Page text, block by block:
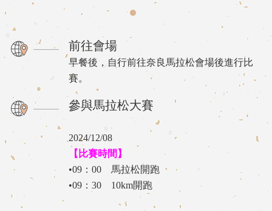
前往會場
早餐後，自行前往奈良馬拉松會場後進行比
賽。
參與馬拉松大賽
2024/12/08
【比賽時間】
•09：00 馬拉松開跑
•09：30 10km開跑